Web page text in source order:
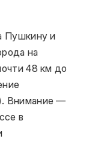
Пушкину и
на
48 км до
Внимание —
в